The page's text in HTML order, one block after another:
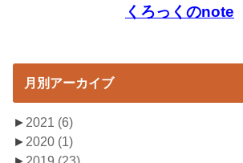
くろっくのnote
月別アーカイブ
► 2021 (6)
► 2020 (1)